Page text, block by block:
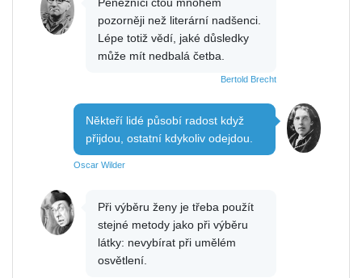
pozorněji než literární nadšenci.
Lépe totiž vědí, jaké důsledky
může mít nedbalá četba.
Bertold Brecht
Někteří lidé působí radost když
přijdou, ostatní kdykoliv odejdou.
Oscar Wilder
Při výběru ženy je třeba použít
stejné metody jako při výběru
látky: nevybírat při umělém
osvětlení.